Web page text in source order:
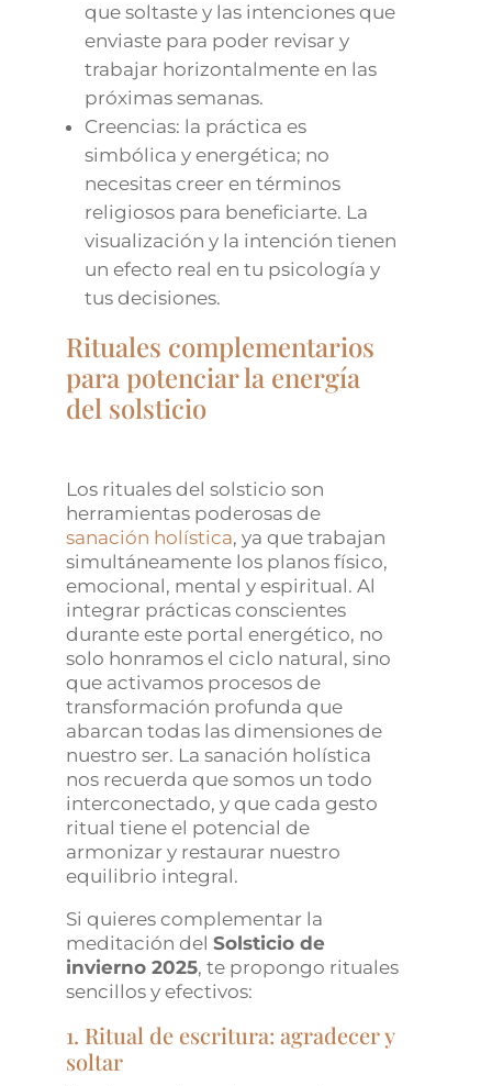
que soltaste y las intenciones que
enviaste para poder revisar y
trabajar horizontalmente en las
próximas semanas.
Creencias: la práctica es
simbólica y energética; no
necesitas creer en términos
religiosos para beneficiarte. La
visualización y la intención tienen
un efecto real en tu psicología y
tus decisiones.
Rituales complementarios
para potenciar la energía
del solsticio
Los rituales del solsticio son
herramientas poderosas de
sanación holística, ya que trabajan
simultáneamente los planos físico,
emocional, mental y espiritual. Al
integrar prácticas conscientes
durante este portal energético, no
solo honramos el ciclo natural, sino
que activamos procesos de
transformación profunda que
abarcan todas las dimensiones de
nuestro ser. La sanación holística
nos recuerda que somos un todo
interconectado, y que cada gesto
ritual tiene el potencial de
armonizar y restaurar nuestro
equilibrio integral.
Si quieres complementar la
meditación delSolsticio de
invierno 2025, te propongo rituales
sencillos y efectivos:
1. Ritual de escritura: agradecer y
soltar